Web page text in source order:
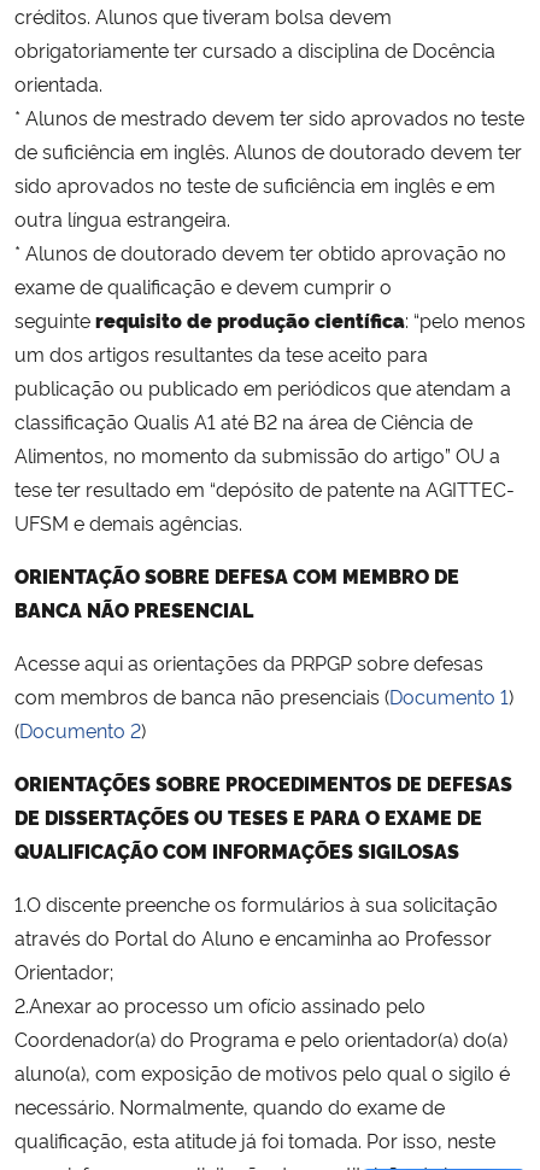
créditos. Alunos que tiveram bolsa devem
obrigatoriamente ter cursado a disciplina de Docência
orientada.
* Alunos de mestrado devem ter sido aprovados no teste
de suficiência em inglês. Alunos de doutorado devem ter
sido aprovados no teste de suficiência em inglês e em
outra língua estrangeira.
* Alunos de doutorado devem ter obtido aprovação no
exame de qualificação e devem cumprir o
seguinterequisito de produção científica: “pelo menos
um dos artigos resultantes da tese aceito para
publicação ou publicado em periódicos que atendam a
classificação Qualis A1 até B2 na área de Ciência de
Alimentos, no momento da submissão do artigo” OU a
tese ter resultado em “depósito de patente na AGITTEC-
UFSM e demais agências.
ORIENTAÇÃO SOBRE DEFESA COM MEMBRO DE
BANCA NÃO PRESENCIAL
Acesse aqui as orientações da PRPGP sobre defesas
com membros de banca não presenciais (Documento 1)
(Documento 2)
ORIENTAÇÕES SOBRE PROCEDIMENTOS DE DEFESAS
DE DISSERTAÇÕES OU TESES E PARA O EXAME DE
QUALIFICAÇÃO COM INFORMAÇÕES SIGILOSAS
1.O discente preenche os formulários à sua solicitação
através do Portal do Aluno e encaminha ao Professor
Orientador;
2.Anexar ao processo um ofício assinado pelo
Coordenador(a) do Programa e pelo orientador(a) do(a)
aluno(a), com exposição de motivos pelo qual o sigilo é
necessário. Normalmente, quando do exame de
qualificação, esta atitude já foi tomada. Por isso, neste